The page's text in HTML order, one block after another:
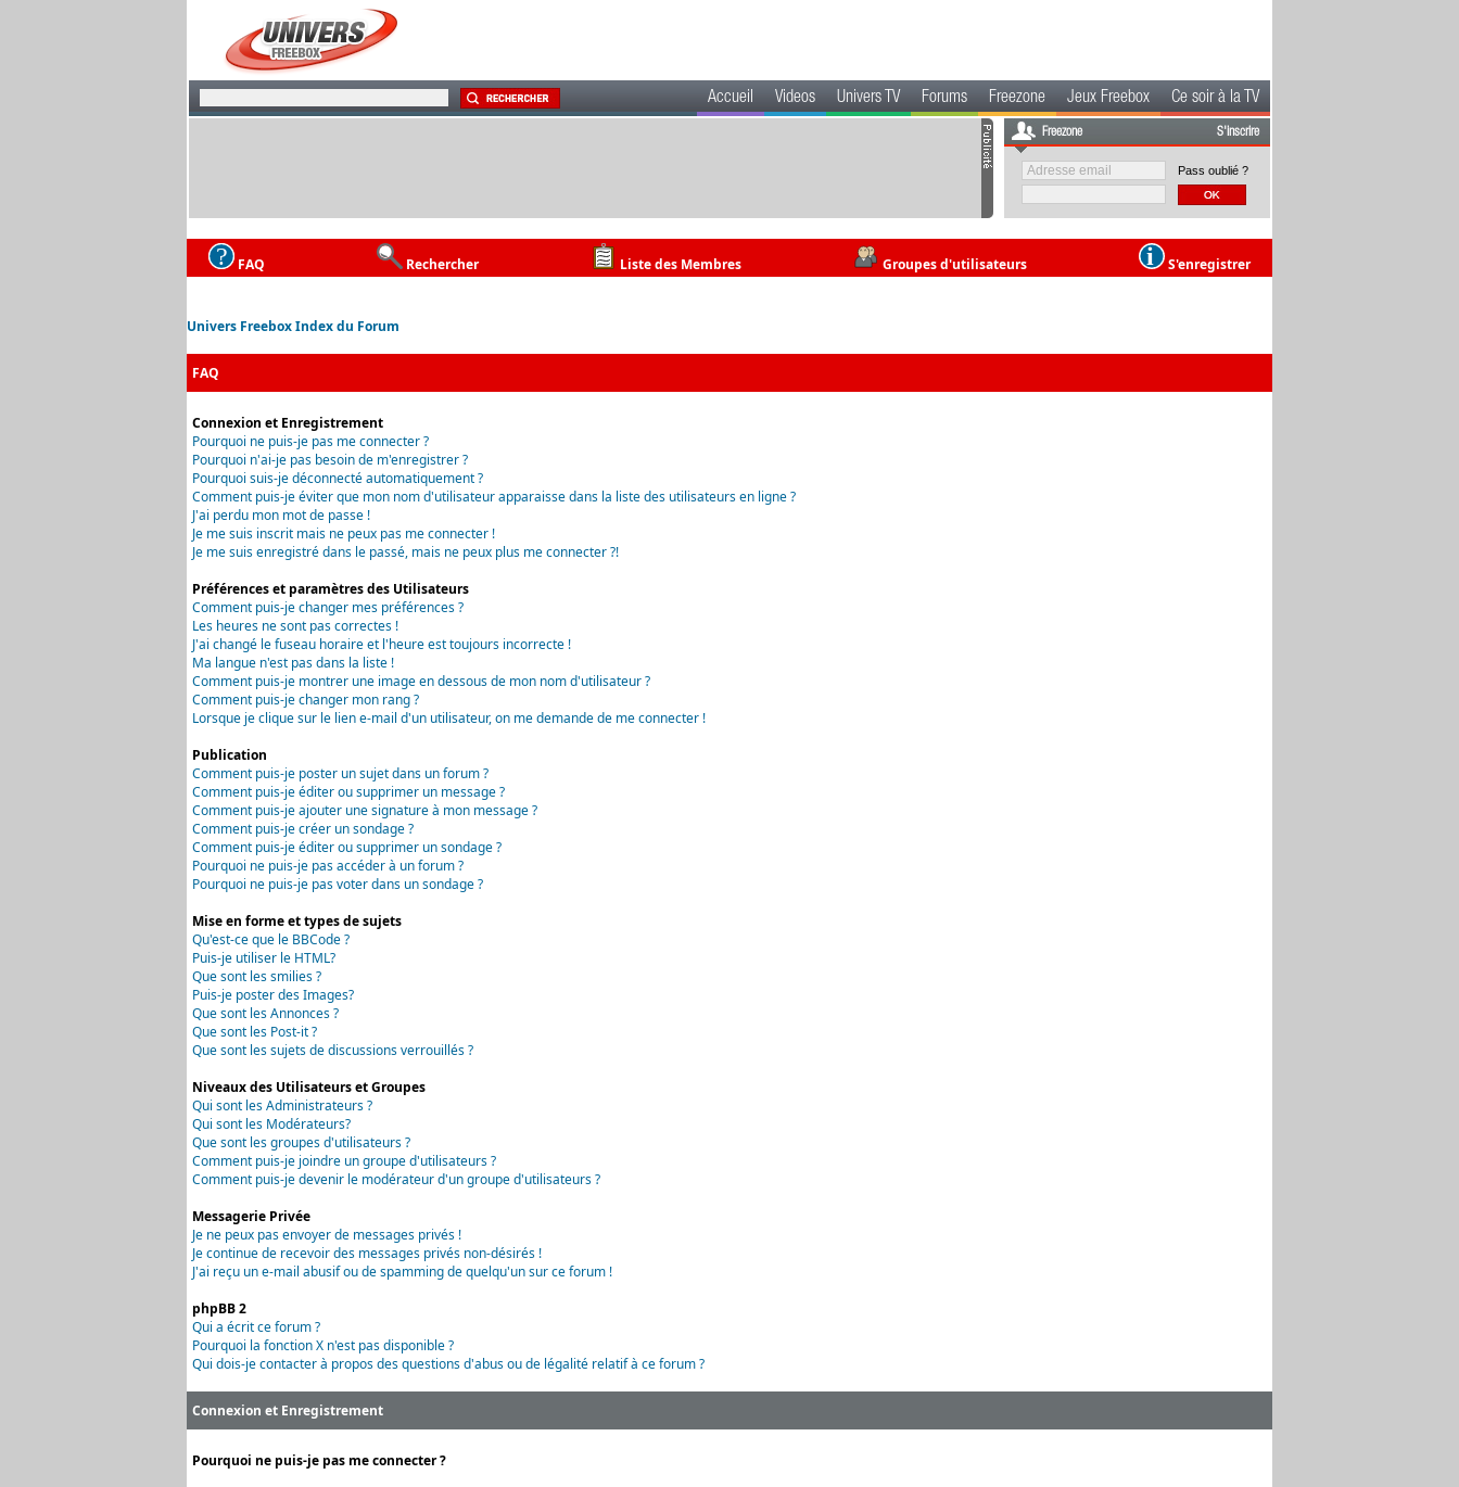
Accueil Videos Univers TV Forums Freezone Jeux Freebox Ce soir à la TV
Freezone S'inscrire
Pass oublié ?
FAQ Rechercher Liste des Membres Groupes d'utilisateurs S'enregistrer
Univers Freebox Index du Forum
FAQ
Connexion et Enregistrement
Pourquoi ne puis-je pas me connecter ?
Pourquoi n'ai-je pas besoin de m'enregistrer ?
Pourquoi suis-je déconnecté automatiquement ?
Comment puis-je éviter que mon nom d'utilisateur apparaisse dans la liste des utilisateurs en ligne ?
J'ai perdu mon mot de passe !
Je me suis inscrit mais ne peux pas me connecter !
Je me suis enregistré dans le passé, mais ne peux plus me connecter ?!
Préférences et paramètres des Utilisateurs
Comment puis-je changer mes préférences ?
Les heures ne sont pas correctes !
J'ai changé le fuseau horaire et l'heure est toujours incorrecte !
Ma langue n'est pas dans la liste !
Comment puis-je montrer une image en dessous de mon nom d'utilisateur ?
Comment puis-je changer mon rang ?
Lorsque je clique sur le lien e-mail d'un utilisateur, on me demande de me connecter !
Publication
Comment puis-je poster un sujet dans un forum ?
Comment puis-je éditer ou supprimer un message ?
Comment puis-je ajouter une signature à mon message ?
Comment puis-je créer un sondage ?
Comment puis-je éditer ou supprimer un sondage ?
Pourquoi ne puis-je pas accéder à un forum ?
Pourquoi ne puis-je pas voter dans un sondage ?
Mise en forme et types de sujets
Qu'est-ce que le BBCode ?
Puis-je utiliser le HTML?
Que sont les smilies ?
Puis-je poster des Images?
Que sont les Annonces ?
Que sont les Post-it ?
Que sont les sujets de discussions verrouillés ?
Niveaux des Utilisateurs et Groupes
Qui sont les Administrateurs ?
Qui sont les Modérateurs?
Que sont les groupes d'utilisateurs ?
Comment puis-je joindre un groupe d'utilisateurs ?
Comment puis-je devenir le modérateur d'un groupe d'utilisateurs ?
Messagerie Privée
Je ne peux pas envoyer de messages privés !
Je continue de recevoir des messages privés non-désirés !
J'ai reçu un e-mail abusif ou de spamming de quelqu'un sur ce forum !
phpBB 2
Qui a écrit ce forum ?
Pourquoi la fonction X n'est pas disponible ?
Qui dois-je contacter à propos des questions d'abus ou de légalité relatif à ce forum ?
Connexion et Enregistrement
Pourquoi ne puis-je pas me connecter ?